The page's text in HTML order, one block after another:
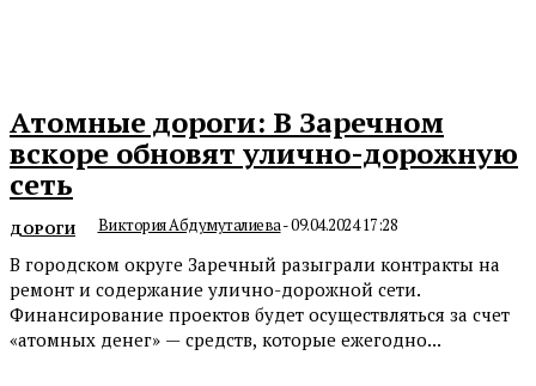
Атомные дороги: В Заречном
вскоре обновят улично-дорожную
сеть
ДОРОГИ Виктория Абдумуталиева-09.04.2024 17:28
В городском округе Заречный разыграли контракты на
ремонт и содержание улично-дорожной сети.
Финансирование проектов будет осуществляться за счет
«атомных денег» — средств, которые ежегодно...